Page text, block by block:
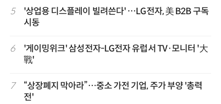
5
'상업용 디스플레이 빌려쓴다' …LG전자, 美 B2B 구독
시동
6
'게이밍위크' 삼성전자-LG전자 유럽서 TV·모니터 '大
戰'
7
“상장폐지 막아라”…중소 가전 기업, 주가 부양 '총력
전'